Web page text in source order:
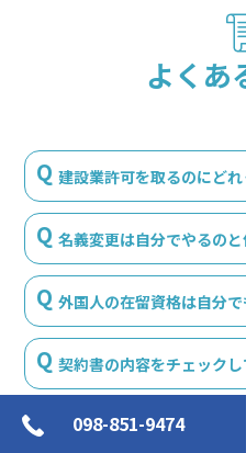
098-851-9474
よくあ
建設業許可を取るのにど
名義変更は自分でやるの
外国人の在留資格は自分
契約書の内容をチェック
土日やオンラインでの相
098-851-9474